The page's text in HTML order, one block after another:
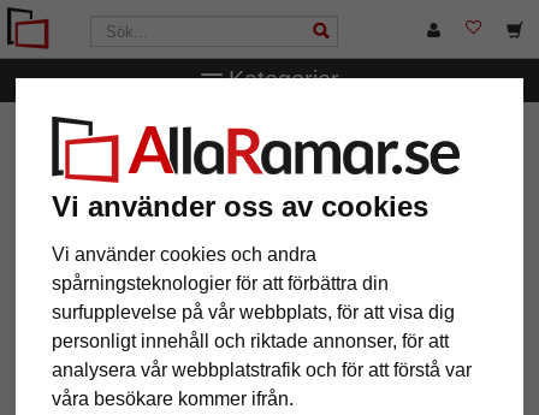
Vi använder oss av cookies
Vi använder cookies och andra
spårningsteknologier för att förbättra din
surfupplevelse på vår webbplats, för att visa dig
personligt innehåll och riktade annonser, för att
analysera vår webbplatstrafik och för att förstå var
våra besökare kommer ifrån.
Kategorier
AllaRamar.se Ramstorlek
Carlo galleriram för 3 bilder